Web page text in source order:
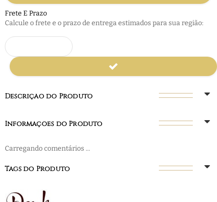
Frete E Prazo
Calcule o frete e o prazo de entrega estimados para sua região:
Descrição do Produto
Informações do Produto
Carregando comentários ...
Tags do Produto